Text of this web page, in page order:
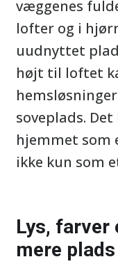
væggenes
lofter og i
uudnyttet
højt til loftet
soveplads.
hjemmet som
ikke kun som
Lys, farver
mere plads